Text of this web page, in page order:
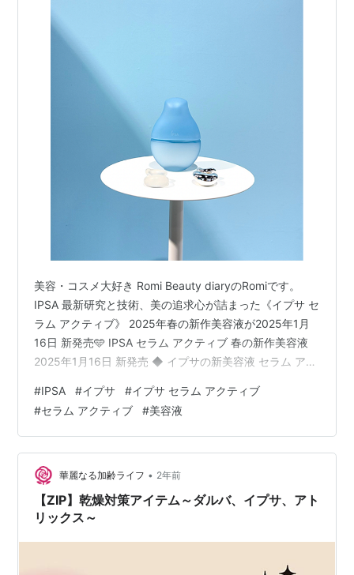
美容・コスメ大好き Romi Beauty diaryのRomiです。
IPSA 最新研究と技術、美の追求心が詰まった《イプサ セ
ラム アクティブ》 2025年春の新作美容液が2025年1月
16日 新発売🩵 IPSA セラム アクティブ 春の新作美容液
2025年1月16日 新発売 ◆ イプサの新美容液 セラム アク
っている力にアプローチし、美しさを引き出す『イプ
サ』ならではの発想から生まれた新作美容液。ライフス
タイルに寄り添い、自らの”美”を高め続ける新習慣を提案
する『イプサ セラム アクティブ』 ◆ キーワード...ポジ
ティブな思考…
#IPSA #イプサ #イプサ セラム アクティブ
#セラム アクティブ #美容液
華麗なる加齢ライフ • 2年前
【ZIP】乾燥対策アイテム～ダルバ、イプサ、アト
リックス～